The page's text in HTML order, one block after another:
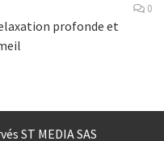
0
profonde et
ST MEDIA SAS